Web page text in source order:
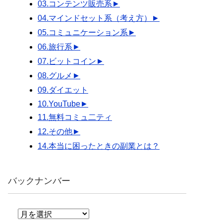
03.コンテンツ販売系 ►
04.マインドセット系（考え方）
►
05.コミュニケーション系 ►
06.旅行系 ►
07.ビットコイン ►
08.グルメ ►
09.ダイエット
10.YouTube►
11.無料コミュ二ティ
12.その他►
14.本当に困ったときの副業とは？
バックナンバー
バ